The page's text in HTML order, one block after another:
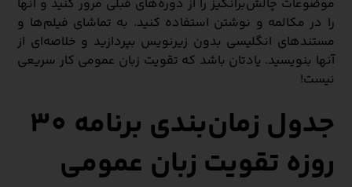
موضوعات چالش‌برانگیز را از دوره‌های قبلی مرور کنید و آنها
را در مکالمه و نوشتن استفاده کنید. به تماشای فیلم‌ها و
مستندهای انگلیسی بدون زیرنویس بپردازید و خلاصه‌ای از
آنها بنویسید. یادتان باشد که تقویت زبان عمومی کار سریعی
نیست!
جدول زمان‌بندی برنامه 30
روزه تقویت زبان عمومی